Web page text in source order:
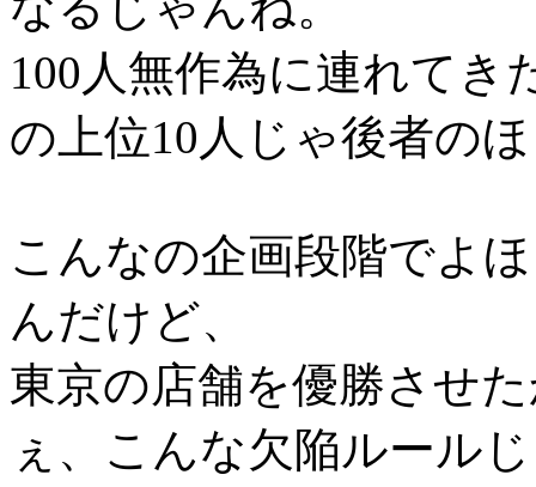
100人無作為に連れてき
の上位10人じゃ後者の
こんなの企画段階でよ
んだけど、
東京の店舗を優勝させ
ぇ、こんな欠陥ルール